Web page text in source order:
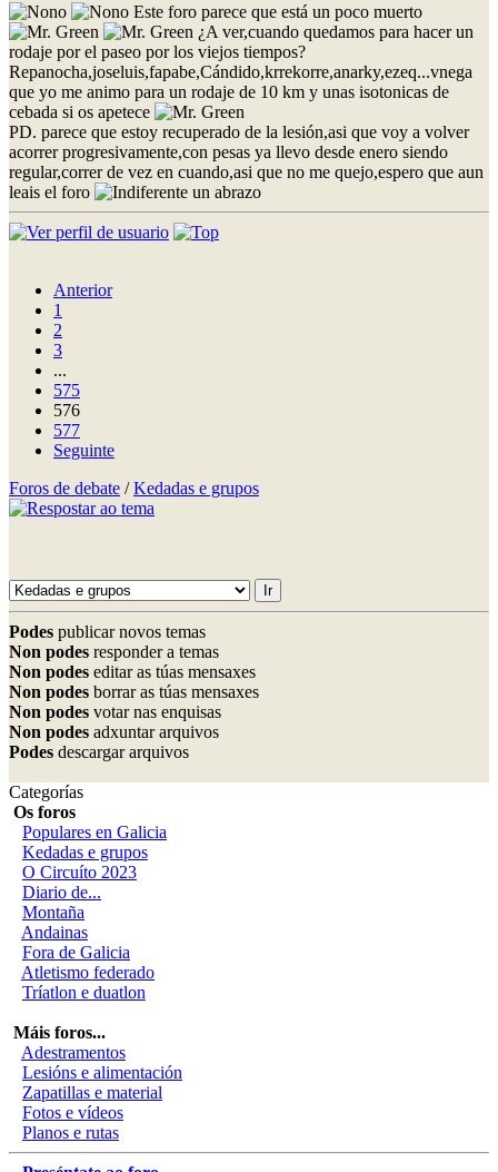
Este foro parece que está un poco muerto
¿A ver,cuando quedamos para hacer un
rodaje por el paseo por los viejos tiempos?
Repanocha,joseluis,fapabe,Cándido,krrekorre,anarky,ezeq...vnega
que yo me animo para un rodaje de 10 km y unas isotonicas de
cebada si os apetece
PD. parece que estoy recuperado de la lesión,asi que voy a volver
acorrer progresivamente,con pesas ya llevo desde enero siendo
regular,correr de vez en cuando,asi que no me quejo,espero que aun
leais el foro
un abrazo
Anterior
1
2
3
...
575
576
577
Seguinte
Foros de debate /Kedadas e grupos
Podes publicar novos temas
Non podes responder a temas
Non podes editar as túas mensaxes
Non podes borrar as túas mensaxes
Non podes votar nas enquisas
Non podes adxuntar arquivos
Podes descargar arquivos
Categorías
Os foros
Populares en Galicia
Kedadas e grupos
O Circuíto 2023
Diario de...
Montaña
Andainas
Fora de Galicia
Atletismo federado
Tríatlon e duatlon
Máis foros...
Adestramentos
Lesións e alimentación
Zapatillas e material
Fotos e vídeos
Planos e rutas